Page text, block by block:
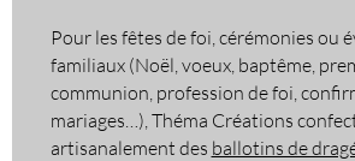
​Pour les fêtes de foi, cérémonies ou
familiaux (Noël, voeux, baptême,
communion, profession de foi,
mariages…), Théma Créations
artisanalement des ballotins de